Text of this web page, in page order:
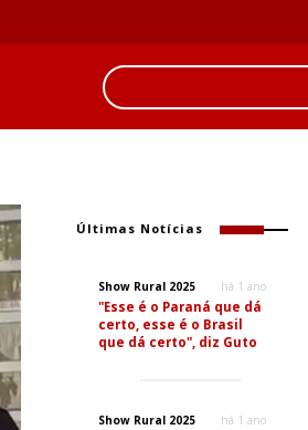
Últimas Notícias
Show Rural 2025 há 1 ano
"Esse é o Paraná que dá
certo, esse é o Brasil
que dá certo", diz Guto
Show Rural 2025 há 1 ano